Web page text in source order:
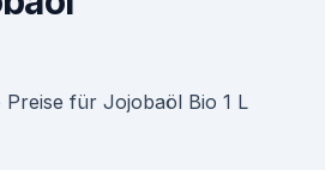
Preise für Jojobaöl Bio 1 L